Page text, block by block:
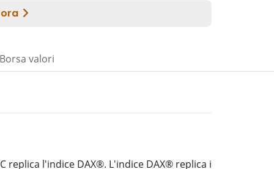
Borsa valori
replica l'indice DAX®. L'indice DAX® replica i